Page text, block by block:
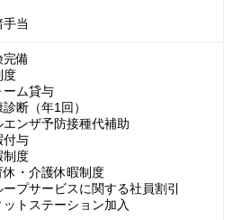
手当
完備
度
ーム貸与
診断（年1回）
エンザ予防接種代補助
付与
制度
休・介護休暇制度
ープサービスに関する社員割引
ットステーション加入